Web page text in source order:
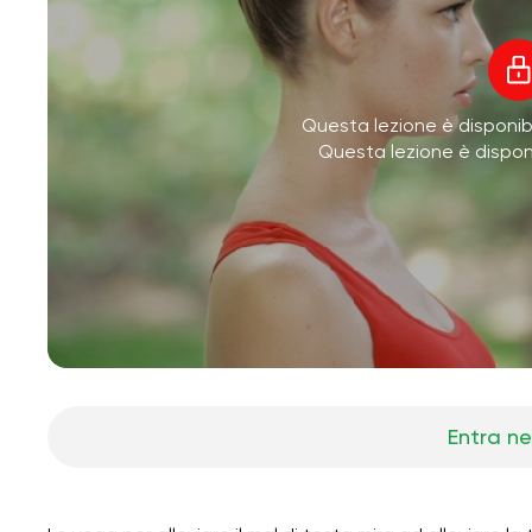
Questa lezione è
Questa lezione è
Entra